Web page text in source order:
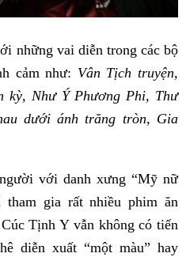
những vai diễn trong các bộ
cảm như: Vân Tịch truyện,
kỳ, Như Ý Phương Phi, Thư
dưới ánh trăng tròn, Gia
với danh xưng “Mỹ nữ
tham gia rất nhiều phim ăn
Tịnh Y vẫn không có tiến
diễn xuất “một màu” hay